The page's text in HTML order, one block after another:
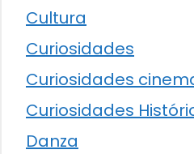
Cultura
Curiosidades
Curiosidades
Curiosidades
Danza